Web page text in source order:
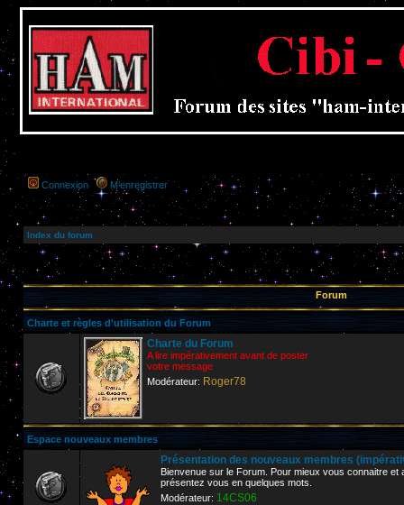
Connexion M’enregistrer
Index du forum
Forum
Charte et règles d'utilisation du Forum
Charte du Forum
A lire impérativement avant de poster
votre message
Modérateur: Roger78
Espace nouveaux membres
Présentation des nouveaux membres
Bienvenue sur le Forum. Pour mieux vous connaitre
présentez vous en quelques mots.
Modérateur: 14CS06